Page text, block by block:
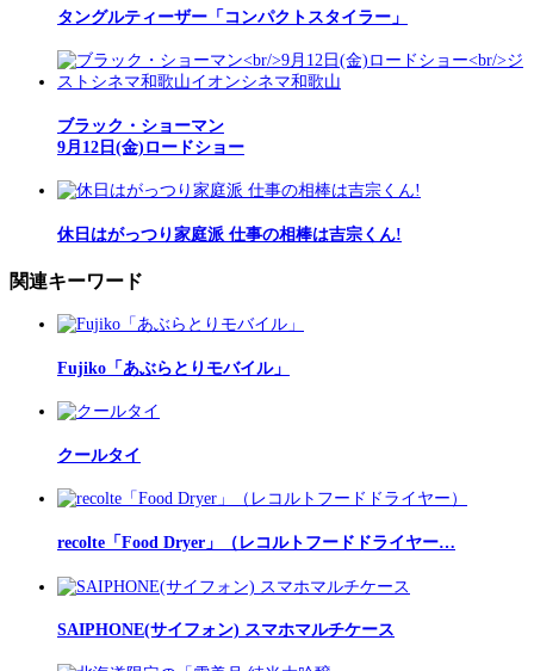
タングルティーザー「コンパクトスタイラー」
ブラック・ショーマン
9月12日(金)ロードショー
休日はがっつり家庭派 仕事の相棒は吉宗くん!
関連キーワード
Fujiko「あぶらとりモバイル」
クールタイ
recolte「Food Dryer」（レコルトフードドライヤー…
SAIPHONE(サイフォン) スマホマルチケース